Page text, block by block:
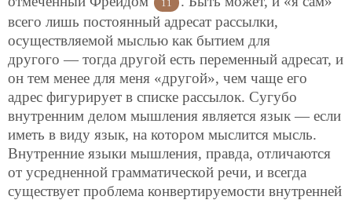
11
всего лишь постоянный адресат рассылки,
осуществляемой мыслью как бытием для
другого — тогда другой есть переменный адресат, и
он тем менее для меня «другой», чем чаще его
адрес фигурирует в списке рассылок. Сугубо
внутренним делом мышления является язык — если
иметь в виду язык, на котором мыслится мысль.
Внутренние языки мышления, правда, отличаются
от усредненной грамматической речи, и всегда
существует проблема конвертируемости внутренней